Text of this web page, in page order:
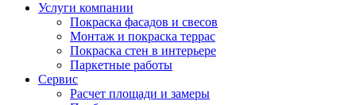
Услуги компании
Покраска фасадов и свесов
Монтаж и покраска террас
Покраска стен в интерьере
Паркетные работы
Сервис
Расчет площади и замеры